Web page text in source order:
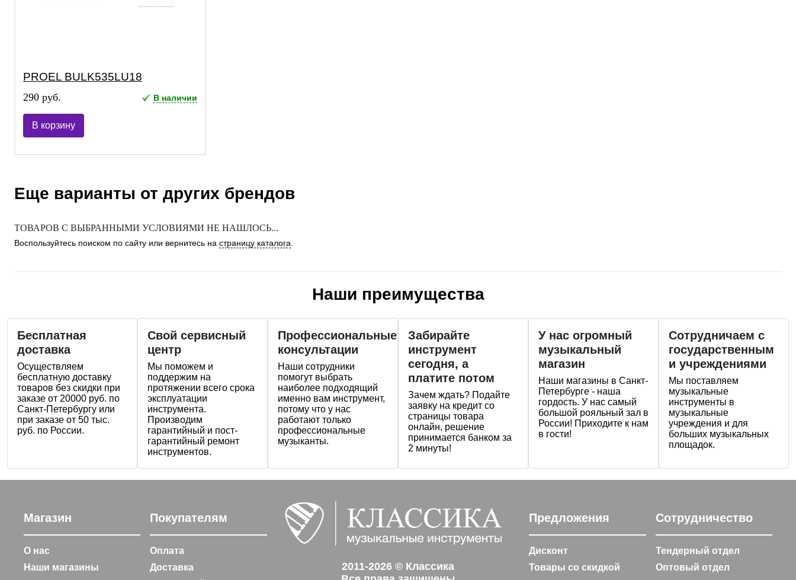
PROEL BULK535LU18
290 руб. В наличии
В корзину
Еще варианты от других брендов
ТОВАРОВ С ВЫБРАННЫМИ УСЛОВИЯМИ НЕ НАШЛОСЬ...
Воспользуйтесь поиском по сайту или вернитесь на страницу каталога
Наши преимущества
Бесплатная
доставка
Осуществляем
бесплатную доставку
товаров без скидки при
заказе от 20000 руб. по
Санкт-Петербургу или
при заказе от 50 тыс.
руб. по России.
Свой сервисный
центр
Мы поможем и
поддержим на
протяжении всего срока
эксплуатации
инструмента.
Производим
гарантийный и пост-
гарантийный ремонт
инструментов.
Профессиональные
консультации
Наши сотрудники
помогут выбрать
наиболее подходящий
именно вам инструмент,
потому что у нас
работают только
профессиональные
музыканты.
Забирайте
инструмент
сегодня, а
платите потом
Зачем ждать? Подайте
заявку на кредит со
страницы товара
онлайн, решение
принимается банком за
2 минуты!
У нас огромный
музыкальный
магазин
Наши магазины в Санкт-
Петербурге - наша
гордость. У нас самый
большой рояльный зал в
России! Приходите к нам
в гости!
Сотрудничаем с
государственным
и учреждениями
Мы поставляем
музыкальные
инструменты в
музыкальные
учреждения и для
больших музыкальных
площадок.
Магазин
О нас
Наши магазины
Покупателям
Оплата
Доставка
2011-2026 © Классика
Предложения
Дисконт
Товары со скидкой
Сотрудничество
Тендерный отдел
Оптовый отдел